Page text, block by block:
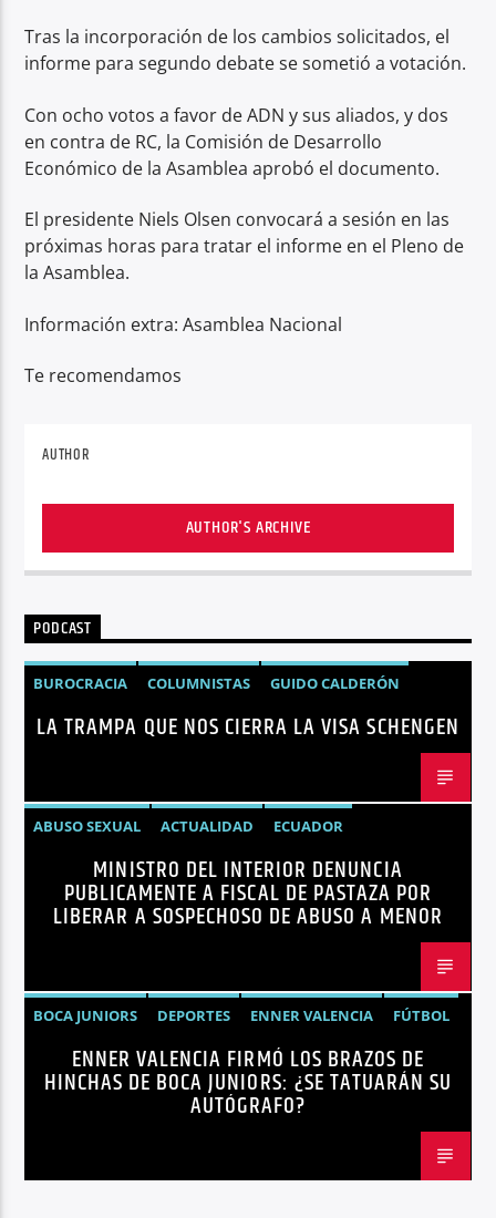
Tras la incorporación de los cambios solicitados, el
informe para segundo debate se sometió a votación.
Con ocho votos a favor de ADN y sus aliados, y dos
en contra de RC, la Comisión de Desarrollo
Económico de la Asamblea aprobó el documento.
El presidente Niels Olsen convocará a sesión en las
próximas horas para tratar el informe en el Pleno de
la Asamblea.
Información extra: Asamblea Nacional
Te recomendamos
AUTHOR
AUTHOR'S ARCHIVE
PODCAST
BUROCRACIA COLUMNISTAS
GUIDO CALDERÓN
LIBRE COMERCIO
NOTICIAS
NOTICIAS ECUADOR
LA TRAMPA QUE NOS CIERRA LA VISA SCHENGEN
ABUSO SEXUAL ACTUALIDAD
ECUADOR
JOHN REIMBERG
MINISTRO DEL INTERIOR
NOTICIAS
SEGURIDAD
MINISTRO DEL INTERIOR DENUNCIA
PUBLICAMENTE A FISCAL DE PASTAZA POR
LIBERAR A SOSPECHOSO DE ABUSO A MENOR
BOCA JUNIORS DEPORTES ENNER VALENCIA
FÚTBOL
NOTICIASENNER VALENCIA FIRMÓ LOS BRAZOS DE
HINCHAS DE BOCA JUNIORS: ¿SE TATUARÁN SU
AUTÓGRAFO?